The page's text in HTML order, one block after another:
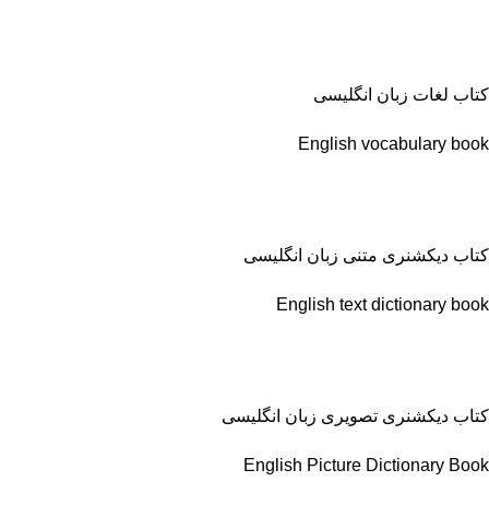
کتاب لغات زبان انگلیسی
English vocabulary book
کتاب دیکشنری متنی زبان انگلیسی
English text dictionary book
کتاب دیکشنری تصویری زبان انگلیسی
English Picture Dictionary Book